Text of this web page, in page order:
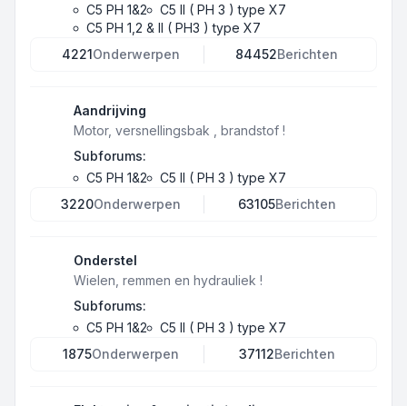
C5 PH 1&2
C5 II ( PH 3 ) type X7
C5 PH 1,2 & II ( PH3 ) type X7
4221Onderwerpen 84452Berichten
Aandrijving
Motor, versnellingsbak , brandstof !
Subforums:
C5 PH 1&2
C5 II ( PH 3 ) type X7
3220Onderwerpen 63105Berichten
Onderstel
Wielen, remmen en hydrauliek !
Subforums:
C5 PH 1&2
C5 II ( PH 3 ) type X7
1875Onderwerpen 37112Berichten